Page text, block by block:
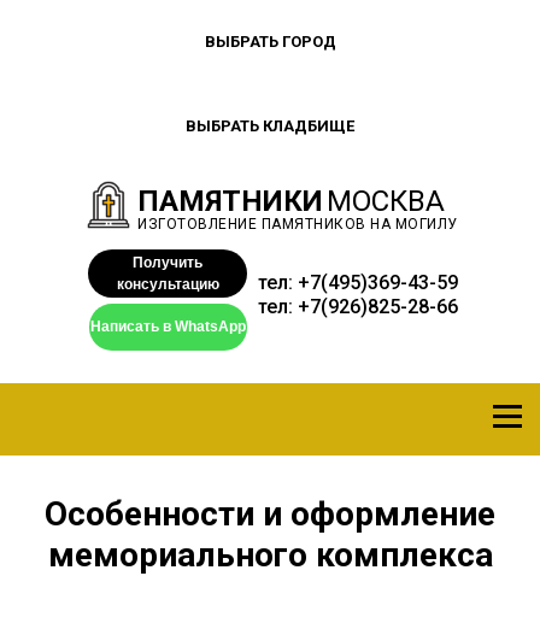
ВЫБРАТЬ ГОРОД
ВЫБРАТЬ КЛАДБИЩЕ
Написать в WhatsApp
Получить
консультацию
тел: +7(495)369-43-59
тел: +7(926)825-28-66
ПАМЯТНИКИ МОСКВА
ИЗГОТОВЛЕНИЕ ПАМЯТНИКОВ НА МОГИЛУ
Особенности и оформление
мемориального комплекса